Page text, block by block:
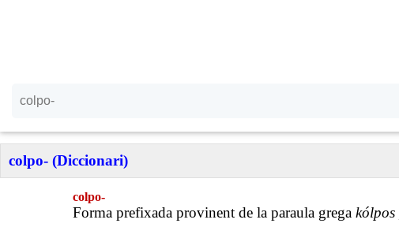
colpo- (Diccionari)
colpo-
Forma prefixada provinent de la paraula gregakólpos